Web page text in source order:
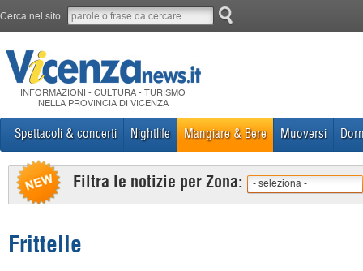
Cerca nel sito
INFORMAZIONI - CULTURA - TURISMO
NELLA PROVINCIA DI VICENZA
Spettacoli & concerti Nightlife Mangiare & Bere Muoversi
Filtra le notizie per Zona: - seleziona -
Frittelle